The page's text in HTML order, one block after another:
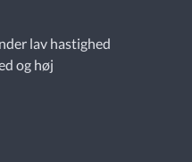
lav hastighed
og høj